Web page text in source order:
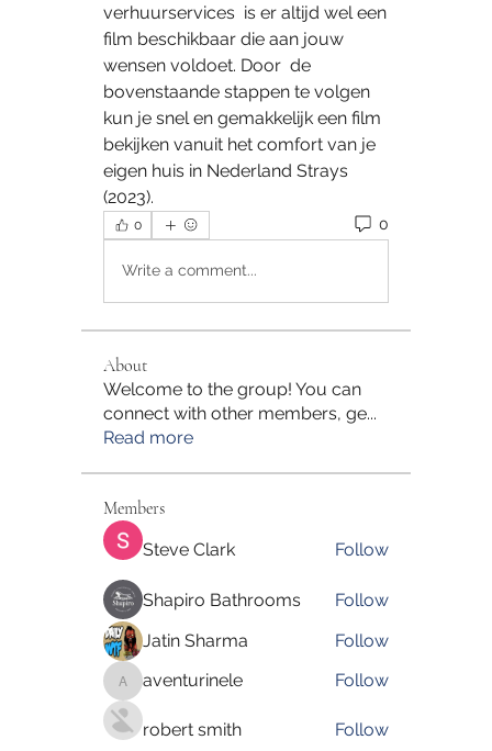
verhuurservices  is er altijd wel een
film beschikbaar die aan jouw
wensen voldoet. Door  de
bovenstaande stappen te volgen
kun je snel en gemakkelijk een film
bekijken vanuit het comfort van je
eigen huis in Nederland Strays
(2023).
0 0
Write a comment...
About
Welcome to the group! You can
connect with other members, ge...
Read more
Members
Steve Clark Follow
Shapiro Bathrooms
Follow
Jatin Sharma
Follow
aventurinele
aventurinele Follow
robert smith Follow